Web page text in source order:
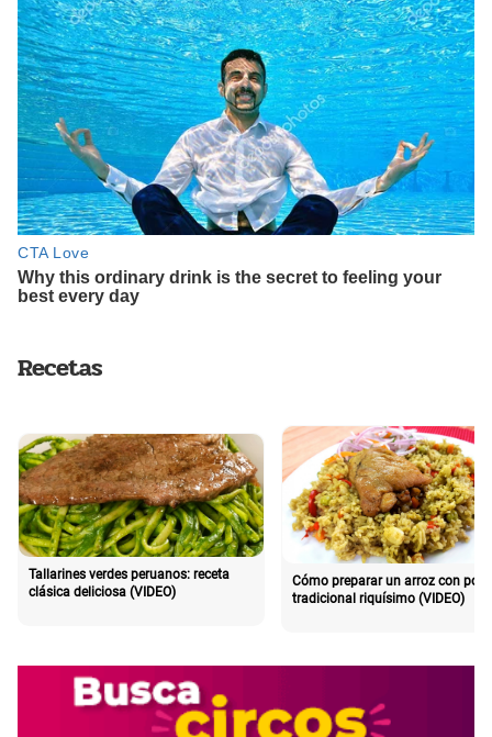
Recetas
Tallarines verdes peruanos: receta
clásica deliciosa (VIDEO)
Cómo preparar un arroz con pollo
tradicional riquísimo (VIDEO)